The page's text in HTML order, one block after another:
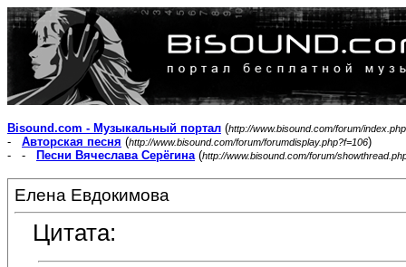
Bisound.com - Музыкальный портал (http://www.bisound.com/forum/index.php
- Авторская песня (http://www.bisound.com/forum/forumdisplay.php?f=106)
- -
Песни Вячеслава Серёгина(http://www.bisound.com/forum/
Елена Евдокимова
Цитата: